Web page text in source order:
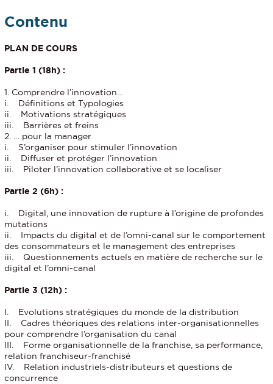
Contenu
PLAN DE COURS
Partie 1 (18h) :
1. Comprendre l’innovation…
i. Définitions et Typologies
ii. Motivations stratégiques
iii. Barrières et freins
2. … pour la manager
i. S’organiser pour stimuler l’innovation
ii. Diffuser et protéger l’innovation
iii. Piloter l’innovation collaborative et se localiser
Partie 2 (6h) :
i. Digital, une innovation de rupture à l’origine de profondes
mutations
ii. Impacts du digital et de l’omni-canal sur le comportement
des consommateurs et le management des entreprises
iii. Questionnements actuels en matière de recherche sur le
digital et l’omni-canal
Partie 3 (12h) :
I. Evolutions stratégiques du monde de la distribution
II. Cadres théoriques des relations inter-organisationnelles
pour comprendre l’organisation du canal
III. Forme organisationnelle de la franchise, sa performance,
relation franchiseur-franchisé
IV. Relation industriels-distributeurs et questions de
concurrence